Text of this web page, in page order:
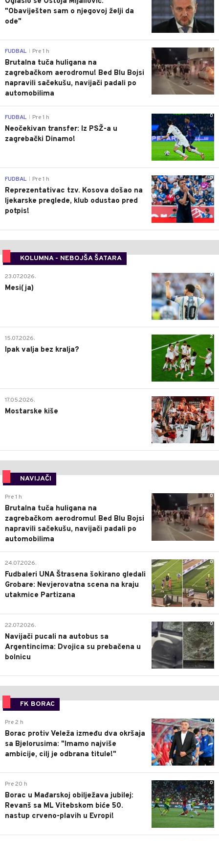
"Obaviješten sam o njegovoj želji da
ode"
0
FUDBAL Pre 1 h
Brutalna tuča huligana na
zagrebačkom aerodromu! Bed Blu Bojsi
napravili sačekušu, navijači padali po
automobilima
0
FUDBAL Pre 1 h
Neočekivan transfer: Iz PSŽ-a u
zagrebački Dinamo!
0
FUDBAL Pre 1 h
Reprezentativac tzv. Kosova došao na
ljekarske preglede, klub odustao pred
potpis!
KOLUMNA - NEBOJŠA ŠATARA
0
23.07.2026.
Mesi(ja)
2
15.07.2026.
Ipak valja bez kralja?
0
17.05.2026.
Mostarske kiše
NAVIJAČI
0
Pre 1 h
Brutalna tuča huligana na
zagrebačkom aerodromu! Bed Blu Bojsi
napravili sačekušu, navijači padali po
automobilima
0
24.07.2026.
Fudbaleri UNA Štrasena šokirano gledali
Grobare: Nevjerovatna scena na kraju
utakmice Partizana
0
22.07.2026.
Navijači pucali na autobus sa
Argentincima: Dvojica su prebačena u
bolnicu
FK BORAC
0
Pre 2 h
Borac protiv Veleža između dva okršaja
sa Bjelorusima: "Imamo najviše
ambicije, cilj je odbrana titule!"
0
Pre 20 h
Borac u Mađarskoj obilježava jubilej:
Revanš sa ML Vitebskom biće 50.
nastup crveno-plavih u Evropi!